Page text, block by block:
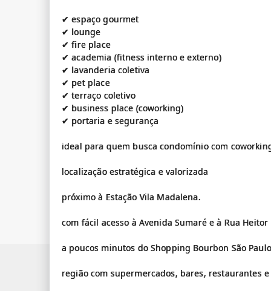
✔ espaço gourmet
✔ lounge
✔ fire place
✔ academia (fitness interno e externo)
✔ lavanderia coletiva
✔ pet place
✔ terraço coletivo
✔ business place (coworking)
✔ portaria e segurança
ideal para quem busca condomínio com
localização estratégica e valorizada
próximo à Estação Vila Madalena.
com fácil acesso à Avenida Sumaré e à Rua Heitor
a poucos minutos do Shopping Bourbon São
região com supermercados, bares, restaurantes